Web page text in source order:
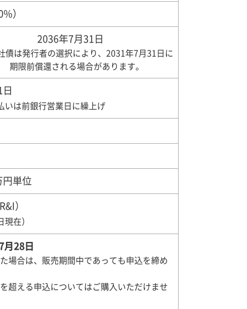
）
2036年7月31日
債は発行者の選択により、2031年7月31日に
期限前償還される場合があります。
いは前銀行営業日に繰上げ
円単位
）
在）
月28日
場合は、販売期間中であっても申込を締め
超える申込についてはご購入いただけませ